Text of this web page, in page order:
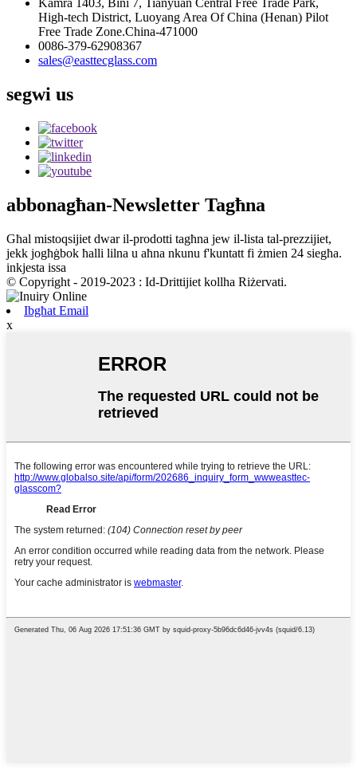
Kamra 1403, Bini 7, Tianyuan Central Free Trade Park,
High-tech District, Luoyang Area Of China (Henan) Pilot
Free Trade Zone.China-471000
0086-379-62908367
sales@easttecglass.com
segwi us
abbonagħan-Newsletter Tagħna
Għal mistoqsijiet dwar il-prodotti tagħna jew il-lista tal-prezzijiet,
jekk jogħġbok ħalli lilna u aħna nkunu f'kuntatt fi żmien 24 siegħa.
inkjesta issa
© Copyright - 2019-2023 : Id-Drittijiet kollha Riżervati.
Ibgħat Email
x